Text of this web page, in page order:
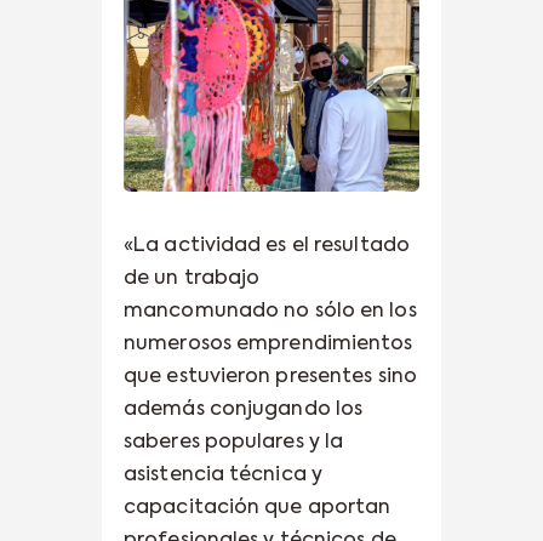
«La actividad es el resultado
de un trabajo
mancomunado no sólo en los
numerosos emprendimientos
que estuvieron presentes sino
además conjugando los
saberes populares y la
asistencia técnica y
capacitación que aportan